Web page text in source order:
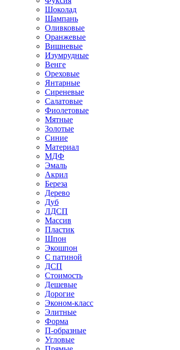
Шоколад
Шампань
Оливковые
Оранжевые
Вишневые
Изумрудные
Венге
Ореховые
Янтарные
Сиреневые
Салатовые
Фиолетовые
Мятные
Золотые
Синие
Материал
МДФ
Эмаль
Акрил
Береза
Дерево
Дуб
ЛДСП
Массив
Пластик
Шпон
Экошпон
С патиной
ДСП
Стоимость
Дешевые
Дорогие
Эконом-класс
Элитные
Форма
П-образные
Угловые